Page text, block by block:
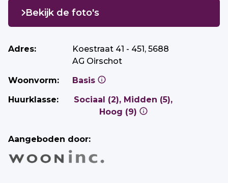
Adres:
Koestraat 41 - 451, 5688
AG Oirschot
Woonvorm:
Basis
Huurklasse:
Sociaal (2), Midden (5),
Hoog (9)
Aangeboden door:
Bekijk de foto's